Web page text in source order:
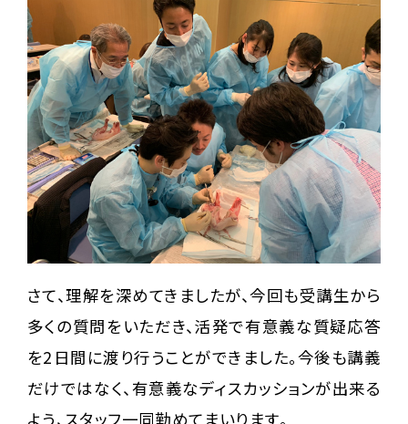
さて、理解を深めてきましたが、今回も受講生から
多くの質問をいただき、活発で有意義な質疑応答
を2日間に渡り行うことができました。今後も講義
だけではなく、有意義なディスカッションが出来る
よう、スタッフ一同勤めてまいります。